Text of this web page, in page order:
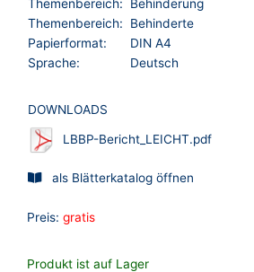
Themenbereich:
Behinderung
Themenbereich:
Behinderte
Papierformat:
DIN A4
Sprache:
Deutsch
DOWNLOADS
LBBP-Bericht_LEICHT.pdf
als Blätterkatalog öffnen
Preis: gratis
Produkt ist auf Lager